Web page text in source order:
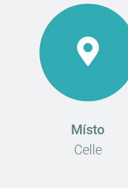
Místo
Celle